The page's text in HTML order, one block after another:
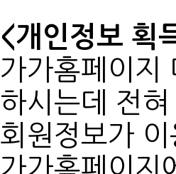
<개인정보 획
회원정보가